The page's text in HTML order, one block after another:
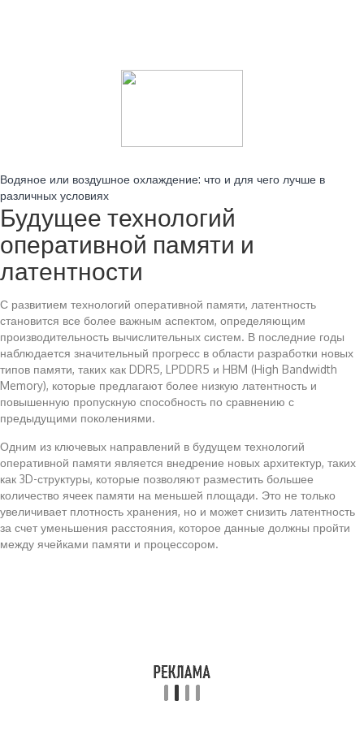
Водяное или воздушное охлаждение: что и для чего лучше в
различных условиях
Будущее технологий
оперативной памяти и
латентности
С развитием технологий оперативной памяти, латентность
становится все более важным аспектом, определяющим
производительность вычислительных систем. В последние годы
наблюдается значительный прогресс в области разработки новых
типов памяти, таких как DDR5, LPDDR5 и HBM (High Bandwidth
Memory), которые предлагают более низкую латентность и
повышенную пропускную способность по сравнению с
предыдущими поколениями.
Одним из ключевых направлений в будущем технологий
оперативной памяти является внедрение новых архитектур, таких
как 3D-структуры, которые позволяют разместить большее
количество ячеек памяти на меньшей площади. Это не только
увеличивает плотность хранения, но и может снизить латентность
за счет уменьшения расстояния, которое данные должны пройти
между ячейками памяти и процессором.